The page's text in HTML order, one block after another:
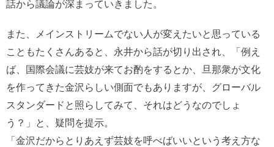
話から議論が深まっていきました。
また、メインストリームでない人が変えたいと思っている
こともたくさんあると、永井から話が切り出され、「例え
ば、国際会議に芸妓が来てお酌をするとか、旦那衆が文化
を作ってきた金沢らしい側面でもありますが、グローバル
スタンダードと照らしてみて、それはどうなのでしょ
う？」と、疑問を提示。
「金沢だからとりあえず芸妓を呼べばいいという考え方な